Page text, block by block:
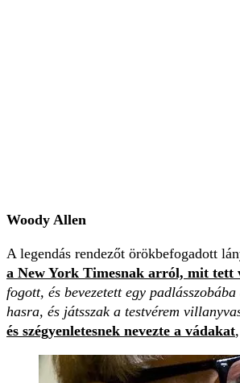
Woody Allen
A legendás rendezőt örökbefogadott
a New York Timesnak arról, mit tett
fogott, és bevezetett egy
hasra, és játsszak a testvérem
és szégyenletesnek nevezte a vádakat